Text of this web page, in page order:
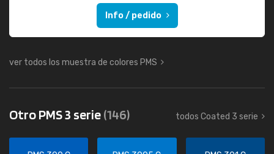
Info / pedido
ver todos los muestra de colores PMS
Otro PMS 3 serie(146) todos Coated 3 serie